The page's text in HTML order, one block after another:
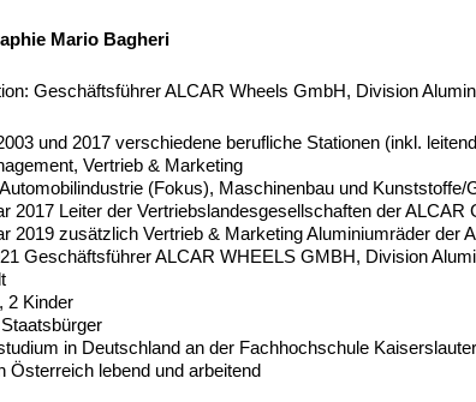
Mario Bagheri
Geschäftsführer ALCAR Wheels GmbH, Division
und 2017 verschiedene berufliche Stationen (inkl.
Vertrieb & Marketing
(Fokus), Maschinenbau und Kunststoffe/
2017 Leiter der Vertriebslandesgesellschaften der ALCAR
2019 zusätzlich Vertrieb & Marketing Aluminiumräder der
Geschäftsführer ALCAR WHEELS GMBH, Division
2 Kinder
in Deutschland an der Fachhochschule
Österreich lebend und arbeitend